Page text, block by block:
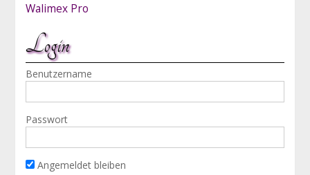
Walimex Pro
Login
Benutzername
Passwort
Angemeldet bleiben